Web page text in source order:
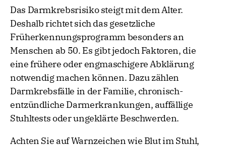
Das Darmkrebsrisiko steigt mit dem Alter.
Deshalb richtet sich das gesetzliche
Früherkennungsprogramm besonders an
Menschen ab 50. Es gibt jedoch Faktoren, die
eine frühere oder engmaschigere Abklärung
notwendig machen können. Dazu zählen
Darmkrebsfälle in der Familie, chronisch-
entzündliche Darmerkrankungen, auffällige
Stuhltests oder ungeklärte Beschwerden.
Achten Sie auf Warnzeichen wie Blut im Stuhl,